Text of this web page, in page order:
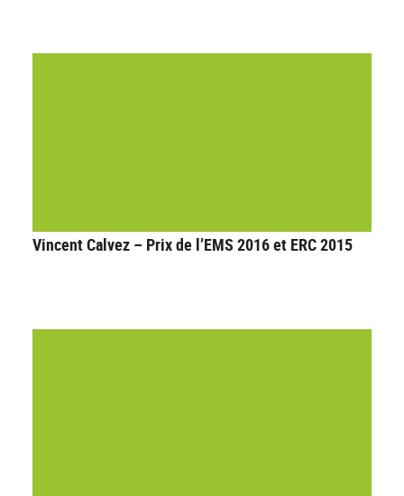
Vincent Calvez – Prix de l’EMS 2016 et ERC 2015